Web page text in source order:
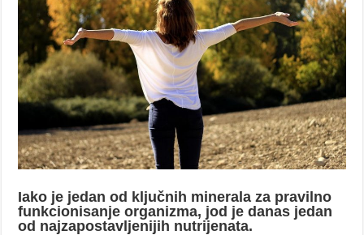
Iako je jedan od ključnih minerala za pravilno
funkcionisanje organizma, jod je danas jedan
od najzapostavljenijih nutrijenata.